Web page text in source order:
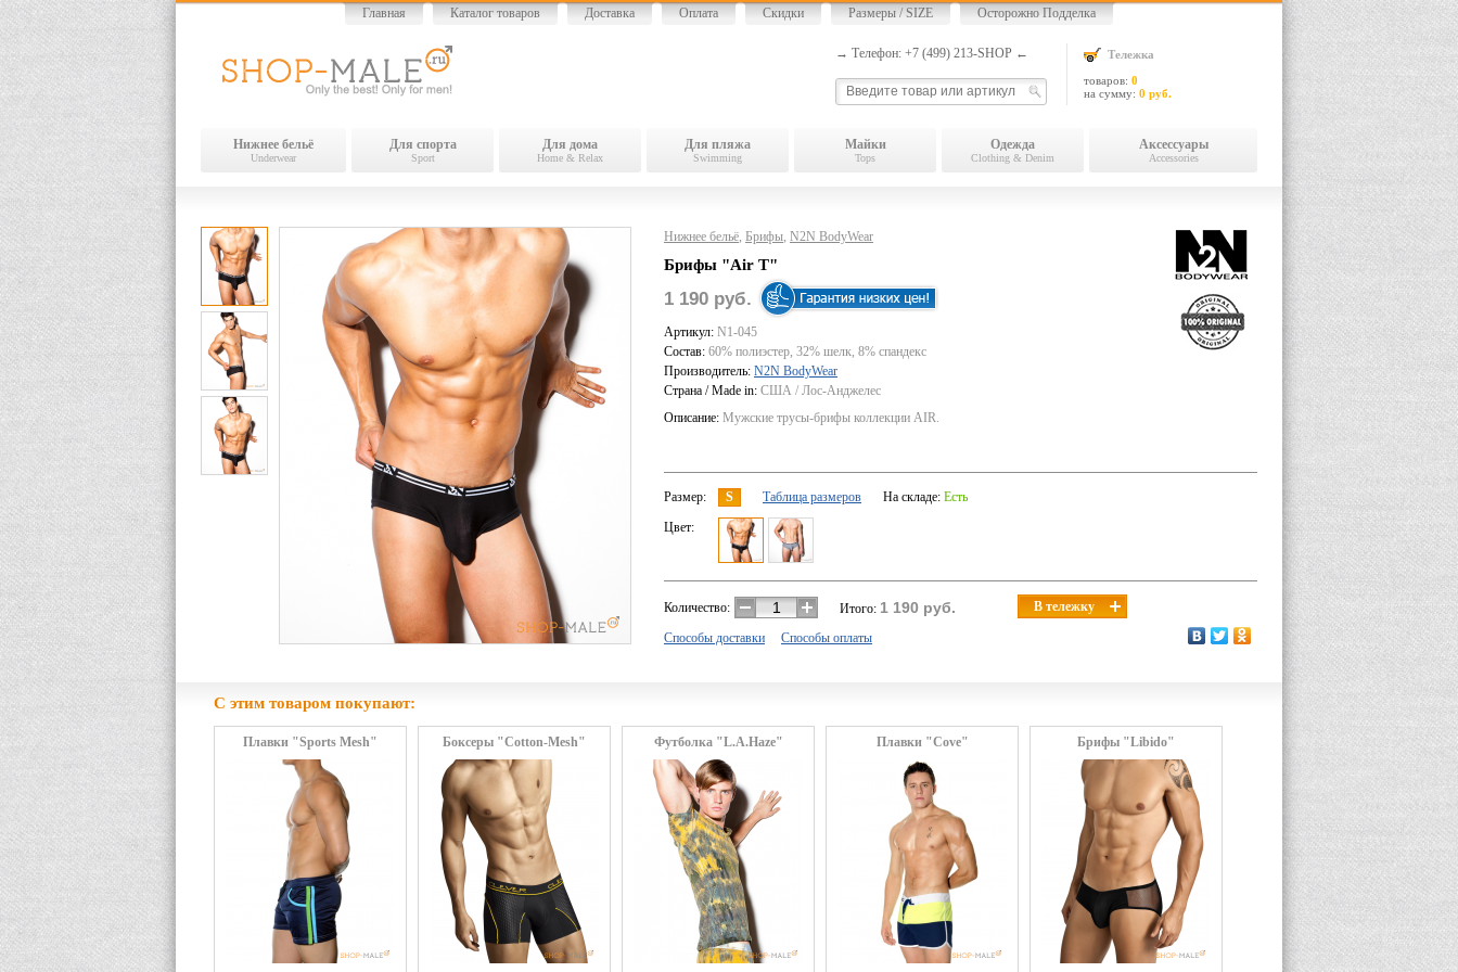
Главная Каталог товаров Доставка Оплата Скидки Размеры / SIZE Осторожно Подделка
Тележка
товаров: 0
на сумму: 0 руб.
→ Телефон: +7 (499) 213-SHOP ←
Нижнее бельё
Underwear
Для спорта
Sport
Для дома
Home & Relax
Для пляжа
Swimming
Майки
Tops
Одежда
Clothing & Denim
Аксессуары
Accessories
Нижнее бельё, Брифы, N2N BodyWear
Брифы "Air T"
1 190 руб.
Артикул: N1-045
Состав: 60% полиэстер, 32% шелк, 8% спандекс
Производитель: N2N BodyWear
Страна / Made in: США / Лос-Анджелес
Описание: Мужские трусы-брифы коллекции AIR.
Размер: S Таблица размеров На складе: Есть
Цвет:
Количество: Итого: 1 190 руб. В тележку
Способы доставки Способы оплаты
С этим товаром покупают:
Плавки "Sports Mesh" Боксеры "Cotton-Mesh" Футболка "L.A.Haze" Плавки "Cove" Брифы "Libido"